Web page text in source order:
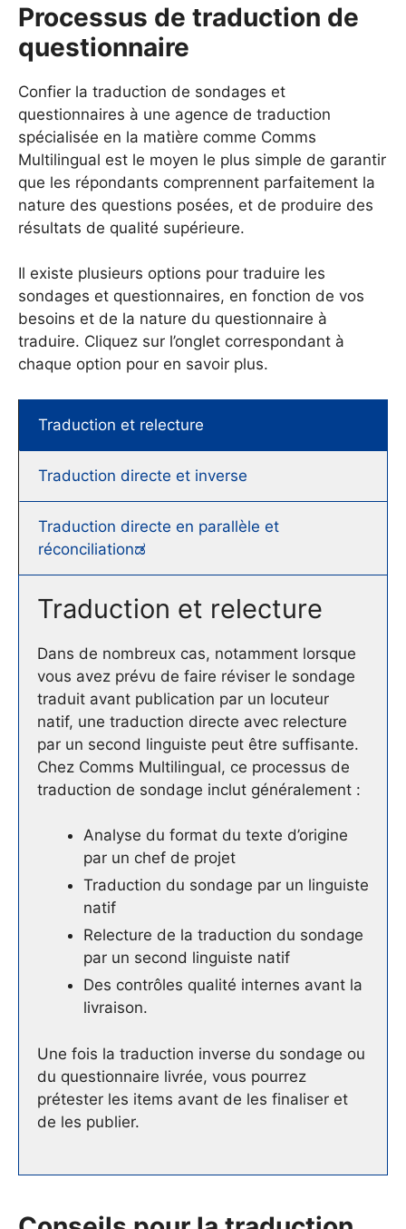
Processus de traduction de
questionnaire
Confier la traduction de sondages et
questionnaires à une agence de traduction
spécialisée en la matière comme Comms
Multilingual est le moyen le plus simple de garantir
que les répondants comprennent parfaitement la
nature des questions posées, et de produire des
résultats de qualité supérieure.
Il existe plusieurs options pour traduire les
sondages et questionnaires, en fonction de vos
besoins et de la nature du questionnaire à
traduire. Cliquez sur l’onglet correspondant à
chaque option pour en savoir plus.
Traduction et relecture
Traduction directe et inverse
Traduction directe en parallèle et
réconciliationಡ
Traduction et relecture
Dans de nombreux cas, notamment lorsque
vous avez prévu de faire réviser le sondage
traduit avant publication par un locuteur
natif, une traduction directe avec relecture
par un second linguiste peut être suffisante.
Chez Comms Multilingual, ce processus de
traduction de sondage inclut généralement :
Analyse du format du texte d’origine
par un chef de projet
Traduction du sondage par un linguiste
natif
Relecture de la traduction du sondage
par un second linguiste natif
Des contrôles qualité internes avant la
livraison.
Une fois la traduction inverse du sondage ou
du questionnaire livrée, vous pourrez
prétester les items avant de les finaliser et
de les publier.